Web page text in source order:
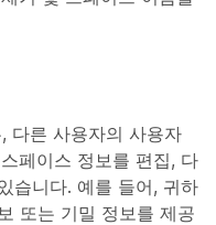
사용‏자의 사용자
페이스 정보를 편집, 다
습니다. 예를 들어, 귀하
또는 기밀 정보를 제공